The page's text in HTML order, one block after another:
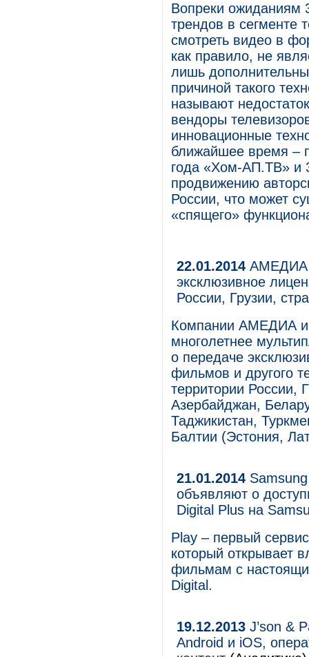
Вопреки ожиданиям
трендов в сегменте
смотреть видео в
как правило, не
лишь
причиной такого
называют
вендоры
инновационные
ближайшее время –
года «Хом-АП.ТВ» и
продвижению
России, что может
«спящего»
22.01.2014 АМЕДИА
эксклюзивное
России, Грузии,
Компании АМЕДИА и
многолетнее
о передаче
фильмов и другого
территории России,
Азербайджан,
Таджикистан,
Балтии (Эстония,
21.01.2014
объявляют о
Digital Plus на
Play – первый
который открывает
фильмам с
Digital.
19.12.2013 J’son &
Android и iOS,